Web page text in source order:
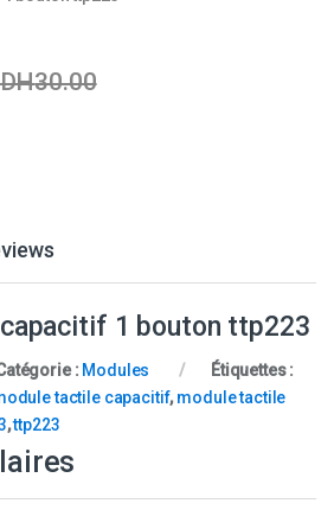
DH30.00
1 bouton ttp223
: Modules
Étiquettes :
tactile capacitif,module tactile
,ttp223